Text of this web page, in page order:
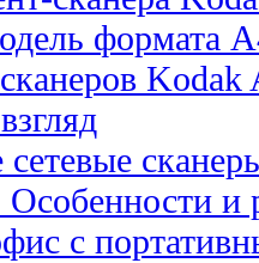
формата
и
с